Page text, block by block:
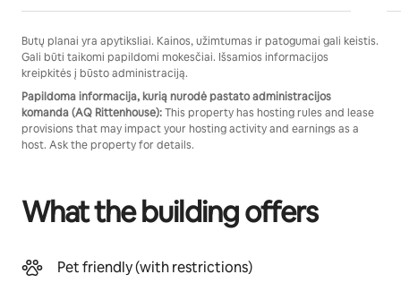
Butų planai yra apytiksliai. Kainos, užimtumas ir patogumai gali keistis.
Gali būti taikomi papildomi mokesčiai. Išsamios informacijos
kreipkitės į būsto administraciją.
Papildoma informacija, kurią nurodė pastato administracijos
komanda (AQ Rittenhouse):This property has hosting rules and lease
provisions that may impact your hosting activity and earnings as a
host. Ask the property for details.
What the building offers
Pet friendly (with restrictions)